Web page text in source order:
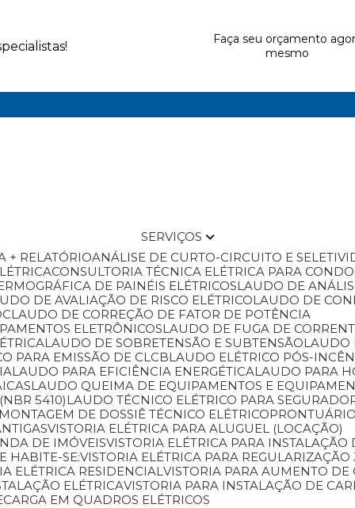
Faça seu orçamento
mesmo
SERVIÇOS
+ RELATÓRIO
ANÁLISE DE CURTO-CIRCUITO E
CONSULTORIA TÉCNICA ELÉTRICA PARA
DE PAINÉIS ELÉTRICOS LAUDO DE
DE AVALIAÇÃO DE RISCO ELÉTRICO LAUDO DE
LAUDO DE CORREÇÃO DE FATOR DE POTÊNCIA
ELETRÔNICOS LAUDO DE FUGA DE
LAUDO DE SOBRETENSÃO E SUBTENSÃO
PARA EMISSÃO DE CLCB LAUDO ELÉTRICO PÓS-
LAUDO PARA EFICIÊNCIA ENERGÉTICA LAUDO PARA
LAUDO QUEIMA DE EQUIPAMENTOS E
5410)
LAUDO TÉCNICO ELÉTRICO PARA
MONTAGEM DE DOSSIÊ TÉCNICO ELÉTRICO
VISTORIA ELÉTRICA PARA ALUGUEL (LOCAÇÃO)
DE IMÓVEIS VISTORIA ELÉTRICA PARA
HABITE-SE: VISTORIA ELÉTRICA PARA
ELÉTRICA RESIDENCIAL VISTORIA PARA AUMENTO DE
ELÉTRICA VISTORIA PARA INSTALAÇÃO DE
EM QUADROS ELÉTRICOS